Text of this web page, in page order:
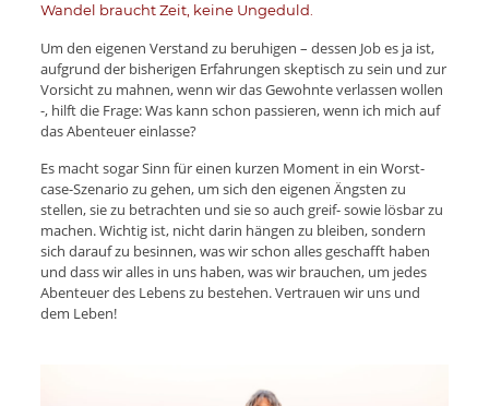
Wandel braucht Zeit, keine Ungeduld.
Um den eigenen Verstand zu beruhigen – dessen Job es ja ist,
aufgrund der bisherigen Erfahrungen skeptisch zu sein und zur
Vorsicht zu mahnen, wenn wir das Gewohnte verlassen wollen
-, hilft die Frage: Was kann schon passieren, wenn ich mich auf
das Abenteuer einlasse?
Es macht sogar Sinn für einen kurzen Moment in ein Worst-
case-Szenario zu gehen, um sich den eigenen Ängsten zu
stellen, sie zu betrachten und sie so auch greif- sowie lösbar zu
machen. Wichtig ist, nicht darin hängen zu bleiben, sondern
sich darauf zu besinnen, was wir schon alles geschafft haben
und dass wir alles in uns haben, was wir brauchen, um jedes
Abenteuer des Lebens zu bestehen. Vertrauen wir uns und
dem Leben!